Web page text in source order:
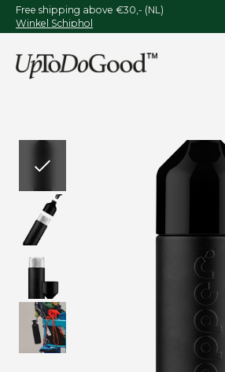
Free shipping above €30,- (NL)
Winkel Schiphol